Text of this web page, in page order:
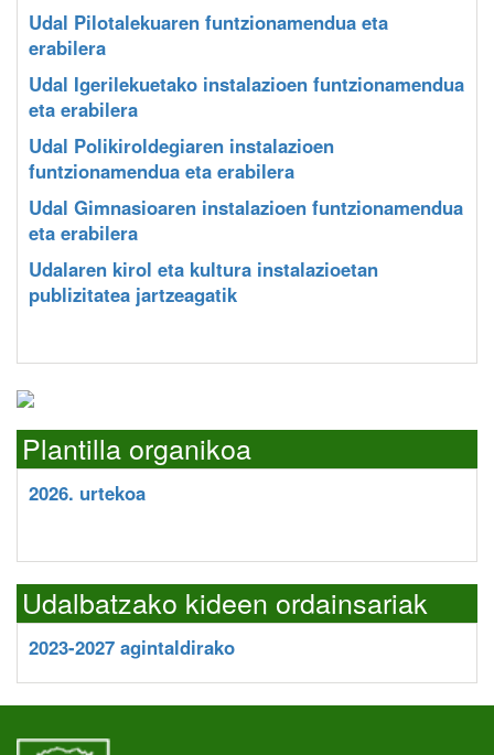
Udal Pilotalekuaren funtzionamendua eta
erabilera
Udal Igerilekuetako instalazioen funtzionamendua
eta erabilera
Udal Polikiroldegiaren instalazioen
funtzionamendua eta erabilera
Udal Gimnasioaren instalazioen funtzionamendua
eta erabilera
Udalaren kirol eta kultura instalazioetan
publizitatea jartzeagatik
Plantilla organikoa
2026. urtekoa
Udalbatzako kideen ordainsariak
2023-2027 agintaldirako